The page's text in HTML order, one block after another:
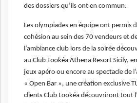
des dossiers qu’ils ont en commun.
Les olympiades en équipe ont permis
cohésion au sein des 70 vendeurs et
l’ambiance club lors de la soirée
au Club Lookéa Athena Resort Sicily,
jeux apéro ou encore au spectacle de
« Open Bar », une création exclusive
clients Club Lookéa découvriront tout